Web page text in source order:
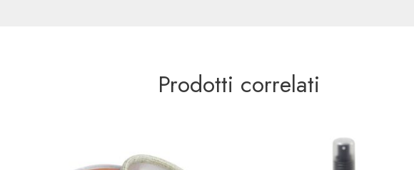
Prodotti correlati